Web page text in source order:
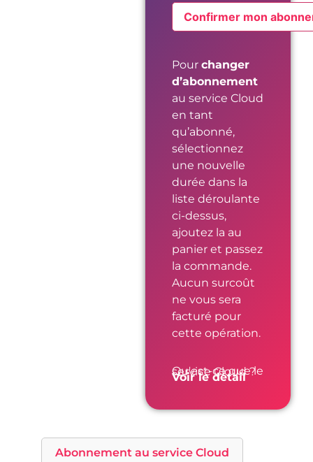
Confirmer mon
Pourchanger
d’abonnement
au service Cloud
en tant
qu’abonné,
sélectionnez
une nouvelle
durée dans la
liste déroulante
ci-dessus,
ajoutez la au
panier et passez
la commande.
Aucun surcoût
ne vous sera
facturé pour
cette opération.
Qu'est-ce que le service Cloud ?
Voir le détail
Abonnement au service Cloud